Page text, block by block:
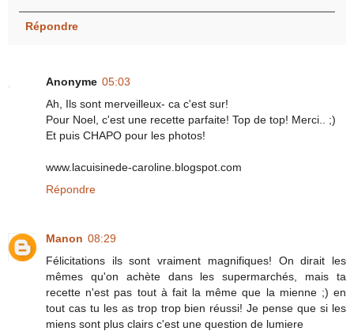
Répondre
Anonyme 05:03
Ah, Ils sont merveilleux- ca c'est sur!
Pour Noel, c'est une recette parfaite! Top de top! Merci.. ;)
Et puis CHAPO pour les photos!
www.lacuisinede-caroline.blogspot.com
Répondre
Manon 08:29
Félicitations ils sont vraiment magnifiques! On dirait les
mêmes qu'on achète dans les supermarchés, mais ta
recette n'est pas tout à fait la même que la mienne ;) en
tout cas tu les as trop trop bien réussi! Je pense que si les
miens sont plus clairs c'est une question de lumiere